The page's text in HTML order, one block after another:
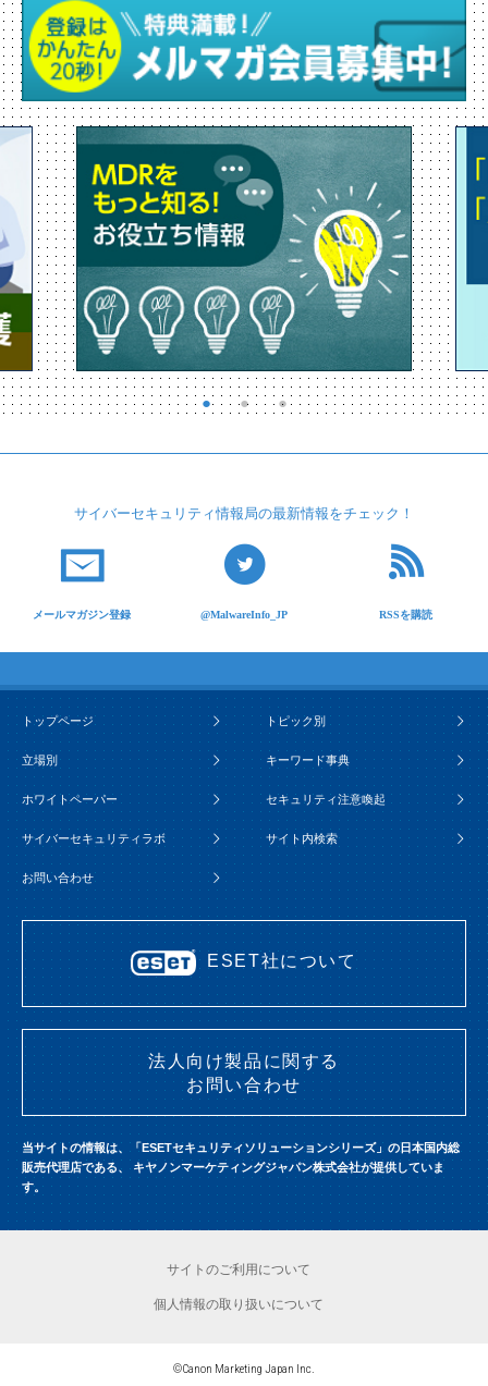
サイバーセキュリティ情報局の最新情報をチェック！
メールマガジン登録 @MalwareInfo_JP RSSを購読
トップページ トピック別
立場別 キーワード事典
ホワイトペーパー セキュリティ注意喚起
サイバーセキュリティラボ サイト内検索
お問い合わせ
ESET社について
法人向け製品に関する
お問い合わせ
当サイトの情報は、「ESETセキュリティソリューションシリーズ」の日本国内総
販売代理店である、 キヤノンマーケティングジャパン株式会社が提供していま
す。
サイトのご利用について
個人情報の取り扱いについて
©Canon Marketing Japan Inc.